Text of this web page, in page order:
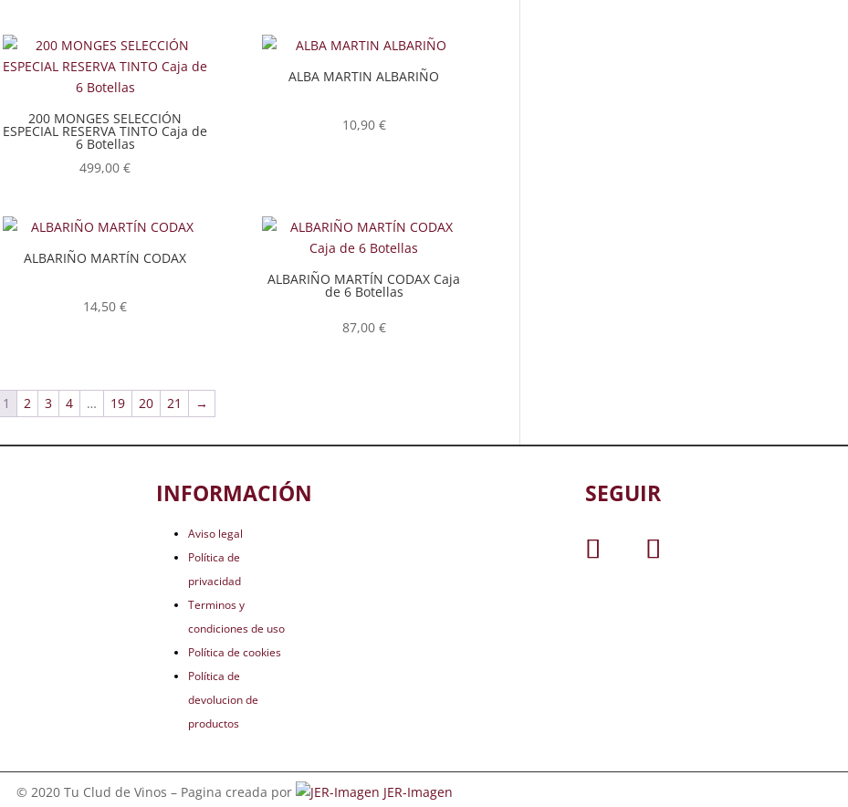
200 MONGES SELECCIÓN
ESPECIAL RESERVA TINTO Caja de
6 Botellas
499,00€
ALBA MARTIN ALBARIÑO
10,90 €
ALBARIÑO MARTÍN CODAX
14,50€
ALBARIÑO MARTÍN CODAX Caja
de 6 Botellas
87,00 €
1 2 3 4 … 19 20 21 →
INFORMACIÓN
Aviso legal
Política de
privacidad
Terminos y
condiciones de uso
Política de cookies
Política de
devolucion de
productos
SEGUIR
© 2020 Tu Clud de Vinos – Pagina creada por JER-Imagen